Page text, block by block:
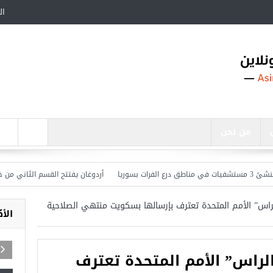
أردوغان يفتتح القسم الثاني من خط
الأمم المتحدة تعترف بإرسالها بسكويت منتهي الصلاحية
الأمم المتحدة تعترف